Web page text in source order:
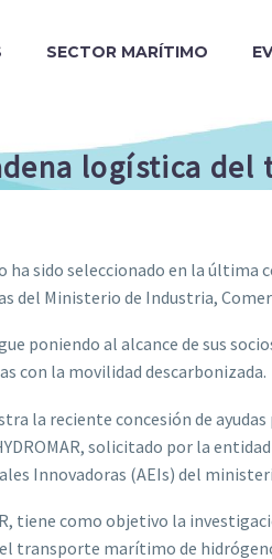
SECTOR MARÍTIMO
logística
ha sido seleccionado en la última
del Ministerio de Industria,
poniendo al alcance de sus
con la movilidad descarbonizada.
la reciente concesión de
solicitado por la
Innovadoras (AEIs) del
tiene como objetivo la
transporte marítimo de